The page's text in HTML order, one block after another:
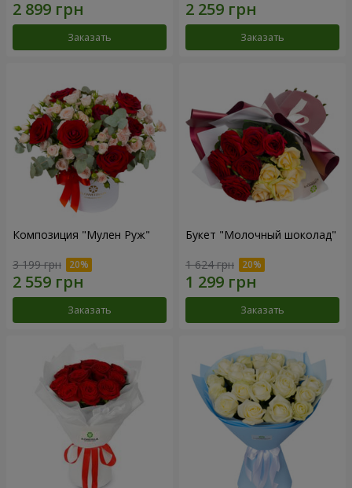
Заказать Заказать
Композиция "Мулен Руж"
3 199 грн
Заказать
Букет "Молочный шоколад"
1 624 грн
Заказать